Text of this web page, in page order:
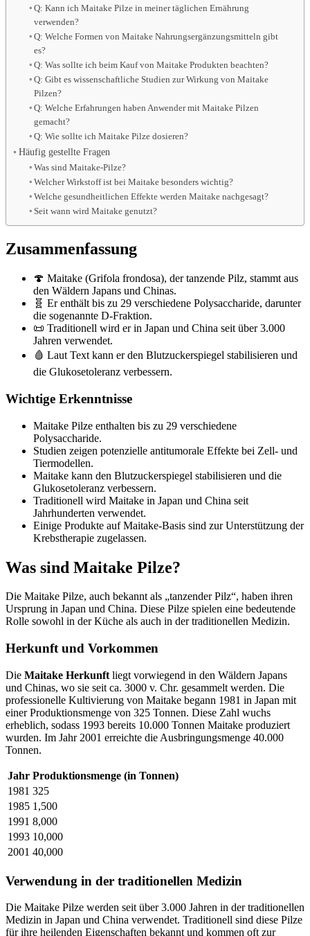
Q: Kann ich Maitake Pilze in meiner täglichen Ernährung
verwenden?
Q: Welche Formen von Maitake Nahrungsergänzungsmitteln gibt
es?
Q: Was sollte ich beim Kauf von Maitake Produkten beachten?
Q: Gibt es wissenschaftliche Studien zur Wirkung von Maitake
Pilzen?
Q: Welche Erfahrungen haben Anwender mit Maitake Pilzen
gemacht?
Q: Wie sollte ich Maitake Pilze dosieren?
Häufig gestellte Fragen
Was sind Maitake-Pilze?
Welcher Wirkstoff ist bei Maitake besonders wichtig?
Welche gesundheitlichen Effekte werden Maitake nachgesagt?
Seit wann wird Maitake genutzt?
Zusammenfassung
🍄 Maitake (Grifola frondosa), der tanzende Pilz, stammt aus
den Wäldern Japans und Chinas.
🧬 Er enthält bis zu 29 verschiedene Polysaccharide, darunter
die sogenannte D-Fraktion.
📜 Traditionell wird er in Japan und China seit über 3.000
Jahren verwendet.
🩸 Laut Text kann er den Blutzuckerspiegel stabilisieren und
die Glukosetoleranz verbessern.
Wichtige Erkenntnisse
Maitake Pilze enthalten bis zu 29 verschiedene
Polysaccharide.
Studien zeigen potenzielle antitumorale Effekte bei Zell- und
Tiermodellen.
Maitake kann den Blutzuckerspiegel stabilisieren und die
Glukosetoleranz verbessern.
Traditionell wird Maitake in Japan und China seit
Jahrhunderten verwendet.
Einige Produkte auf Maitake-Basis sind zur Unterstützung der
Krebstherapie zugelassen.
Was sind Maitake Pilze?
Die Maitake Pilze, auch bekannt als „tanzender Pilz“, haben ihren
Ursprung in Japan und China. Diese Pilze spielen eine bedeutende
Rolle sowohl in der Küche als auch in der traditionellen Medizin.
Herkunft und Vorkommen
Die Maitake Herkunft liegt vorwiegend in den Wäldern Japans
und Chinas, wo sie seit ca. 3000 v. Chr. gesammelt werden. Die
professionelle Kultivierung von Maitake begann 1981 in Japan mit
einer Produktionsmenge von 325 Tonnen. Diese Zahl wuchs
erheblich, sodass 1993 bereits 10.000 Tonnen Maitake produziert
wurden. Im Jahr 2001 erreichte die Ausbringungsmenge 40.000
Tonnen.
Jahr Produktionsmenge (in Tonnen)
1981 325
1985 1,500
1991 8,000
1993 10,000
2001 40,000
Verwendung in der traditionellen Medizin
Die Maitake Pilze werden seit über 3.000 Jahren in der traditionellen
Medizin in Japan und China verwendet. Traditionell sind diese Pilze
für ihre heilenden Eigenschaften bekannt und kommen oft zur